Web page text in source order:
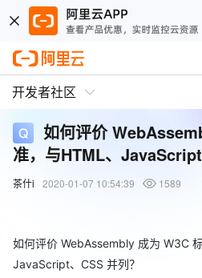
开发者社区
如何评价
准，与HTML、
茶什i 2020-01-07 10:54:39
1589
如何评价 WebAssembly 成为 W3C
JavaScript、CSS 并列？